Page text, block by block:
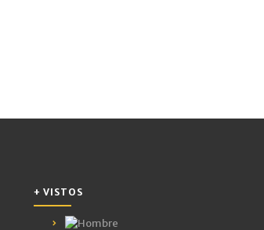
+ VISTOS